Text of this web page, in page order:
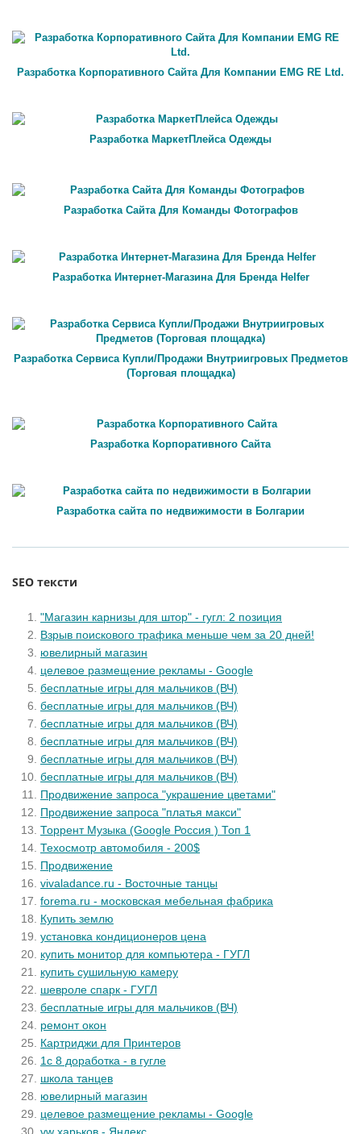
Разработка Корпоративного Сайта Для Компании EMG RE Ltd.
Разработка МаркетПлейса Одежды
Разработка Сайта Для Команды Фотографов
Разработка Интернет-Магазина Для Бренда Helfer
Разработка Сервиса Купли/Продажи Внутриигровых Предметов
(Торговая площадка)
Разработка Корпоративного Сайта
Разработка сайта по недвижимости в Болгарии
SEO тексти
"Магазин карнизы для штор" - гугл: 2 позиция
Взрыв поискового трафика меньше чем за 20 дней!
ювелирный магазин
целевое размещение рекламы - Google
бесплатные игры для мальчиков (ВЧ)
бесплатные игры для мальчиков (ВЧ)
бесплатные игры для мальчиков (ВЧ)
бесплатные игры для мальчиков (ВЧ)
бесплатные игры для мальчиков (ВЧ)
бесплатные игры для мальчиков (ВЧ)
Продвижение запроса "украшение цветами"
Продвижение запроса "платья макси"
Торрент Музыка (Google Россия ) Топ 1
Техосмотр автомобиля - 200$
Продвижение
vivaladance.ru - Восточные танцы
forema.ru - московская мебельная фабрика
Купить землю
установка кондиционеров цена
купить монитор для компьютера - ГУГЛ
купить сушильную камеру
шевроле спарк - ГУГЛ
бесплатные игры для мальчиков (ВЧ)
ремонт окон
Картриджи для Принтеров
1с 8 доработка - в гугле
школа танцев
ювелирный магазин
целевое размещение рекламы - Google